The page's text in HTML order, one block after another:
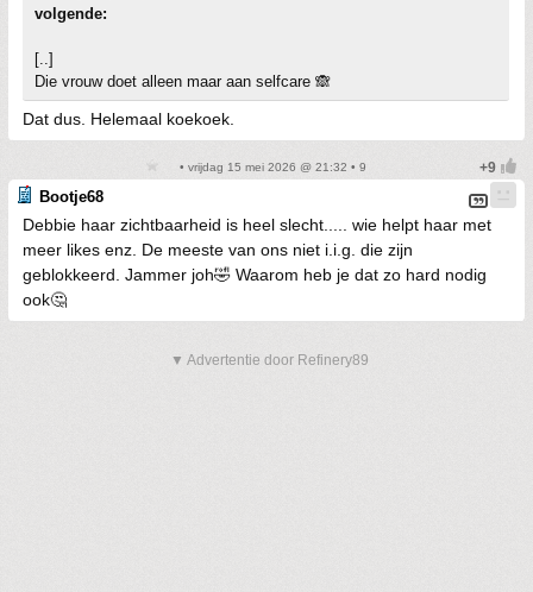
volgende:
[..]
Die vrouw doet alleen maar aan selfcare 🙈
Dat dus. Helemaal koekoek.
• vrijdag 15 mei 2026 @ 21:32 • 9
Bootje68
Debbie haar zichtbaarheid is heel slecht..... wie helpt haar met
meer likes enz. De meeste van ons niet i.i.g. die zijn
geblokkeerd. Jammer joh🤣 Waarom heb je dat zo hard nodig
ook🤔
▼ Advertentie door Refinery89